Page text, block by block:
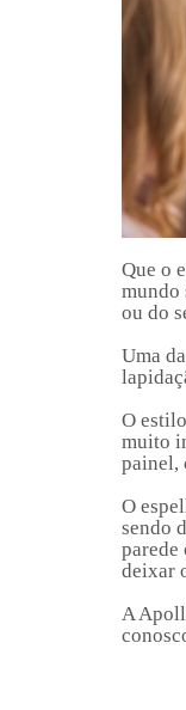
Que o
mundo
ou do
Uma
O
muito
painel,
O
sendo
parede
deixar
A